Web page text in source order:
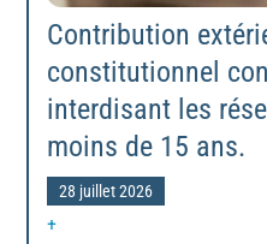
Contribution
constitutionnel
interdisant les
moins de 15 ans.
28 juillet 2026
+